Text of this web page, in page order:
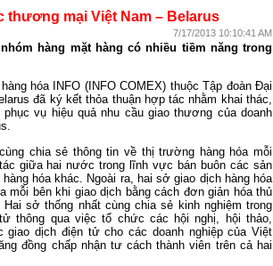
mại Việt Nam – Belarus
7/17/2013 10:10:41 AM
hàng mặt hàng có nhiều tiềm năng trong
hóa INFO (INFO COMEX) thuộc Tập đoàn Đại
đã ký kết thỏa thuận hợp tác nhằm khai thác,
vụ hiệu quả nhu cầu giao thương của doanh
chia sẻ thông tin về thị trường hàng hóa mỗi
giữa hai nước trong lĩnh vực bán buôn các sản
hóa khác. Ngoài ra, hai sở giao dịch hàng hóa
mỗi bên khi giao dịch bằng cách đơn giản hóa thủ
sở thống nhất cùng chia sẻ kinh nghiệm trong
thông qua việc tổ chức các hội nghị, hội thảo,
dịch điện tử cho các doanh nghiệp của Việt
đồng chấp nhận tư cách thành viên trên cả hai